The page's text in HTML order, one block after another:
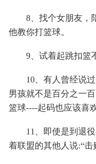
8、找个女朋友，
他教你打篮球。
9、试着起跳扣篮不
10、有人曾经说过
男孩就不是百分之一
篮球----起码也应该喜
11、即使是到退役
着联盟的其他人说:“击